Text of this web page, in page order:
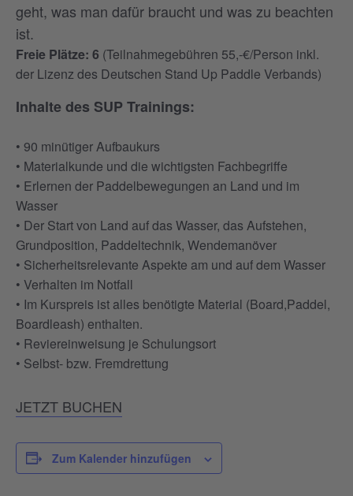
geht, was man dafür braucht und was zu beachten
ist.
Freie Plätze: 6 (Teilnahmegebühren 55,-€/Person inkl.
der Lizenz des Deutschen Stand Up Paddle Verbands)
Inhalte des SUP Trainings:
• 90 minütiger Aufbaukurs
• Materialkunde und die wichtigsten Fachbegriffe
• Erlernen der Paddelbewegungen an Land und im
Wasser
• Der Start von Land auf das Wasser, das Aufstehen,
Grundposition, Paddeltechnik, Wendemanöver
• Sicherheitsrelevante Aspekte am und auf dem Wasser
• Verhalten im Notfall
• Im Kurspreis ist alles benötigte Material (Board,Paddel,
Boardleash) enthalten.
• Reviereinweisung je Schulungsort
• Selbst- bzw. Fremdrettung
JETZT BUCHEN
Zum Kalender hinzufügen